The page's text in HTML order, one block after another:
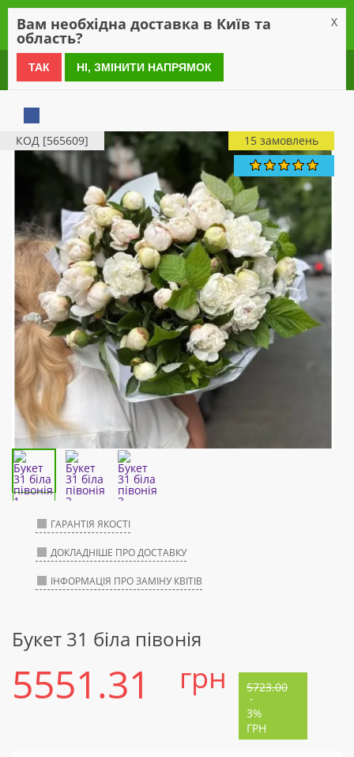
0 800 21 54 55
КОД [565609] 15 замовлень
ГАРАНТІЯ ЯКОСТІ
ДОКЛАДНІШЕ ПРО ДОСТАВКУ
ІНФОРМАЦІЯ ПРО ЗАМІНУ КВІТІВ
Букет 31 біла півонія
5551.31 грн 5723.00
-
3%
ГРН
Вам необхідна доставка в Київ та
область?
X
ТАК НІ, ЗМІНИТИ НАПРЯМОК